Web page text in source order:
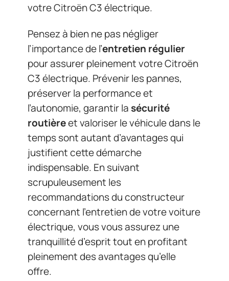
votre Citroën C3 électrique.
Pensez à bien ne pas négliger
l’importance de l’entretien régulier
pour assurer pleinement votre Citroën
C3 électrique. Prévenir les pannes,
préserver la performance et
l’autonomie, garantir la sécurité
routièreet valoriser le véhicule dans le
temps sont autant d’avantages qui
justifient cette démarche
indispensable. En suivant
scrupuleusement les
recommandations du constructeur
concernant l’entretien de votre voiture
électrique, vous vous assurez une
tranquillité d’esprit tout en profitant
pleinement des avantages qu’elle
offre.